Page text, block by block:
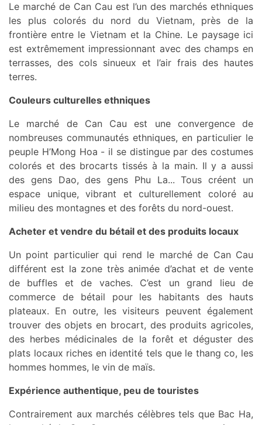
Le marché de Can Cau est l’un des marchés ethniques
les plus colorés du nord du Vietnam, près de la
frontière entre le Vietnam et la Chine. Le paysage ici
est extrêmement impressionnant avec des champs en
terrasses, des cols sinueux et l’air frais des hautes
terres.
Couleurs culturelles ethniques
Le marché de Can Cau est une convergence de
nombreuses communautés ethniques, en particulier le
peuple H’Mong Hoa - il se distingue par des costumes
colorés et des brocarts tissés à la main. Il y a aussi
des gens Dao, des gens Phu La... Tous créent un
espace unique, vibrant et culturellement coloré au
milieu des montagnes et des forêts du nord-ouest.
Acheter et vendre du bétail et des produits locaux
Un point particulier qui rend le marché de Can Cau
différent est la zone très animée d’achat et de vente
de buffles et de vaches. C’est un grand lieu de
commerce de bétail pour les habitants des hauts
plateaux. En outre, les visiteurs peuvent également
trouver des objets en brocart, des produits agricoles,
des herbes médicinales de la forêt et déguster des
plats locaux riches en identité tels que le thang co, les
hommes hommes, le vin de maïs.
Expérience authentique, peu de touristes
Contrairement aux marchés célèbres tels que Bac Ha,